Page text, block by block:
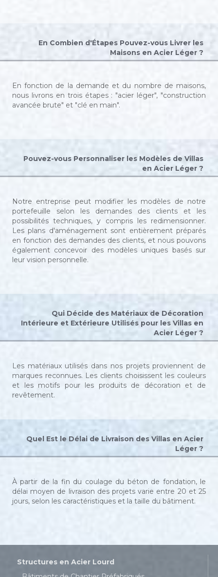
En Combien d'Étapes Pouvez-vous Livrer les
Maisons en Acier Léger ?
En fonction de la demande et du nombre de maisons,
nous livrons en trois étapes : "acier léger", "construction
avancée brute" et "clé en main".
Pouvez-vous Personnaliser les Modèles de Villas
en Acier Léger ?
Notre entreprise peut modifier les modèles de notre
portefeuille selon les demandes des clients et les
possibilités techniques, y compris les redimensionner.
Les plans d'aménagement sont entièrement préparés
en fonction des demandes des clients, et nous pouvons
également concevoir des modèles uniques basés sur
leur vision personnelle.
Qui Décide des Matériaux de Décoration
Intérieure et Extérieure Utilisés pour les Villas en
Acier Léger ?
Les matériaux utilisés dans nos projets proviennent de
marques reconnues. Les clients choisissent les couleurs
et les motifs pour les produits de décoration et de
revêtement.
Quel Est le Délai de Livraison des Villas en Acier
Léger ?
À partir de la fin du coulage du béton de fondation, le
délai moyen de livraison des projets varie entre 20 et 25
jours, selon les caractéristiques et la taille du bâtiment.
Structures en Acier Lourd